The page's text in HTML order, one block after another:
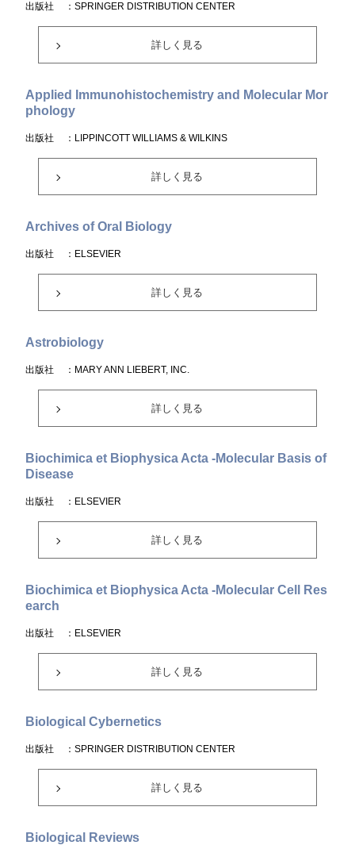
出版社 ：SPRINGER DISTRIBUTION CENTER
詳しく見る
Applied Immunohistochemistry and Molecular Mor
phology
出版社 ：LIPPINCOTT WILLIAMS & WILKINS
詳しく見る
Archives of Oral Biology
出版社 ：ELSEVIER
詳しく見る
Astrobiology
出版社 ：MARY ANN LIEBERT, INC.
詳しく見る
Biochimica et Biophysica Acta -Molecular Basis of
Disease
出版社 ：ELSEVIER
詳しく見る
Biochimica et Biophysica Acta -Molecular Cell Res
earch
出版社 ：ELSEVIER
詳しく見る
Biological Cybernetics
出版社 ：SPRINGER DISTRIBUTION CENTER
詳しく見る
Biological Reviews